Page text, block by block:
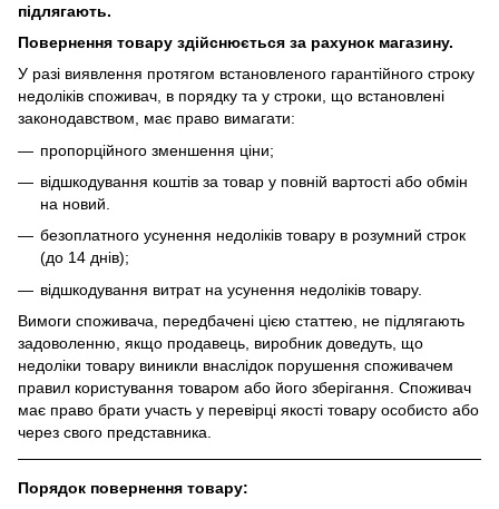
підлягають.
Повернення товару здійснюється за рахунок магазину.
У разі виявлення протягом встановленого гарантійного строку
недоліків споживач, в порядку та у строки, що встановлені
законодавством, має право вимагати:
пропорційного зменшення ціни;
відшкодування коштів за товар у повній вартості або обмін
на новий.
безоплатного усунення недоліків товару в розумний строк
(до 14 днів);
відшкодування витрат на усунення недоліків товару.
Вимоги споживача, передбачені цією статтею, не підлягають
задоволенню, якщо продавець, виробник доведуть, що
недоліки товару виникли внаслідок порушення споживачем
правил користування товаром або його зберігання. Споживач
має право брати участь у перевірці якості товару особисто або
через свого представника.
Порядок повернення товару: